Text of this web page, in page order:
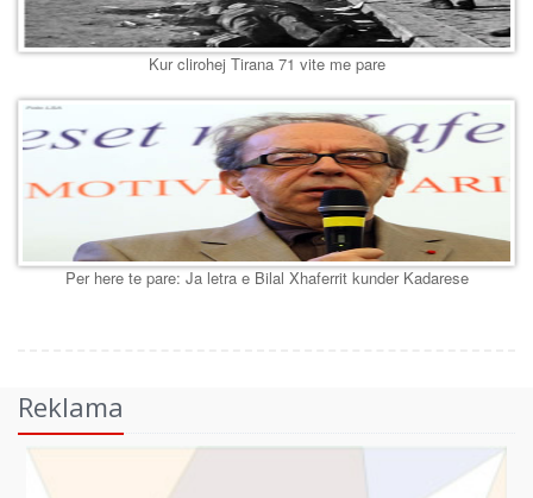
Kur clirohej Tirana 71 vite me pare
Per here te pare: Ja letra e Bilal Xhaferrit kunder Kadarese
Reklama